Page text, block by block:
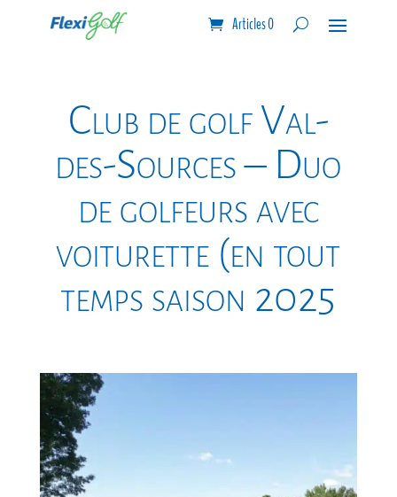
Articles 0
Club de golf Val-
des-Sources – Duo
de golfeurs avec
voiturette (en tout
temps saison 2025